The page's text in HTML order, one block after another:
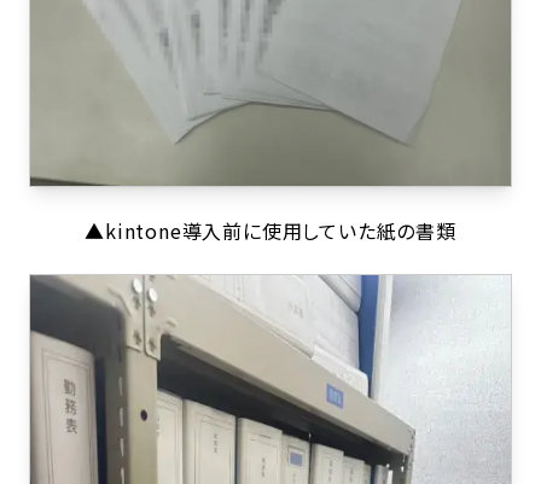
▲kintone導入前に使用していた紙の書類